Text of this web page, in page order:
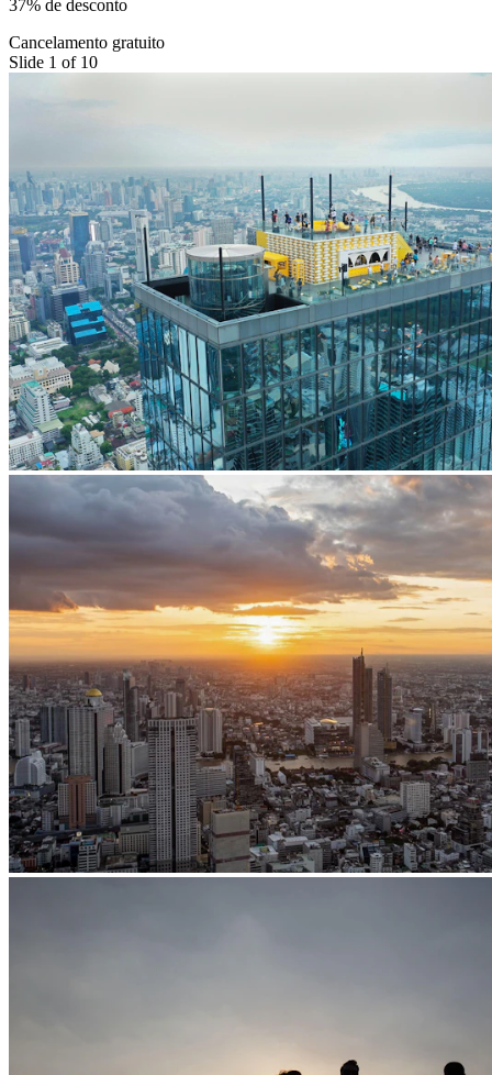
37% de desconto
Cancelamento gratuito
Slide 1 of 10